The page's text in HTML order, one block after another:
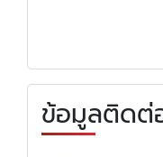
ข้อมูลติดต่